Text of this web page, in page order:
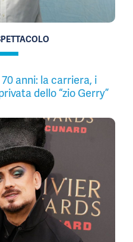
anni: la carriera, i
dello “zio Gerry”